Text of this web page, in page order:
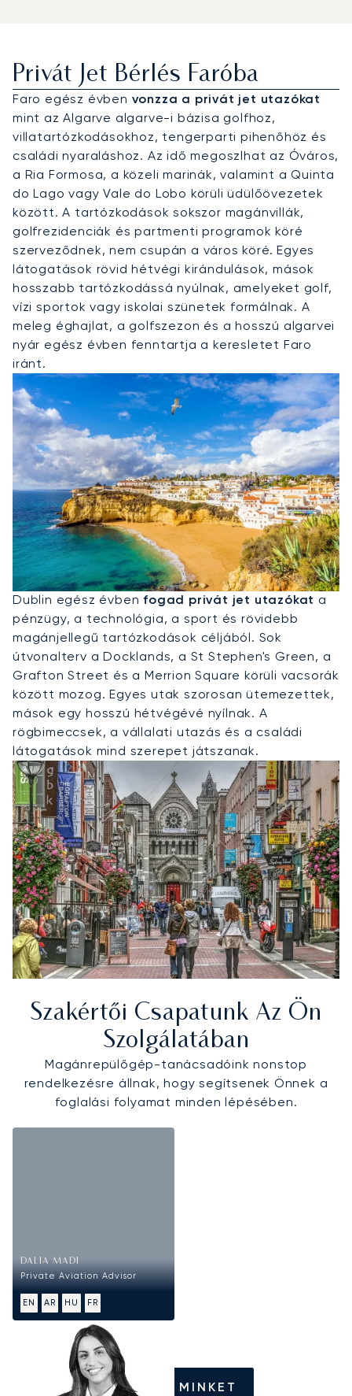
Privát Jet Bérlés Faróba
Faro egész évben vonzza a privát jet utazókat
mint az Algarve algarve-i bázisa golfhoz,
villatartózkodásokhoz, tengerparti pihenőhöz és
családi nyaraláshoz. Az idő megoszlhat az Óváros,
a Ria Formosa, a közeli marinák, valamint a Quinta
do Lago vagy Vale do Lobo körüli üdülőövezetek
között. A tartózkodások sokszor magánvillák,
golfrezidenciák és partmenti programok köré
szerveződnek, nem csupán a város köré. Egyes
látogatások rövid hétvégi kirándulások, mások
hosszabb tartózkodássá nyúlnak, amelyeket golf,
vízi sportok vagy iskolai szünetek formálnak. A
meleg éghajlat, a golfszezon és a hosszú algarvei
nyár egész évben fenntartja a keresletet Faro
iránt.
Privát Jet Bérlése Dublinba
Dublin egész évben fogad privát jet utazókat a
pénzügy, a technológia, a sport és rövidebb
magánjellegű tartózkodások céljából. Sok
útvonalterv a Docklands, a St Stephen's Green, a
Grafton Street és a Merrion Square körüli vacsorák
között mozog. Egyes utak szorosan ütemezettek,
mások egy hosszú hétvégévé nyílnak. A
rögbimeccsek, a vállalati utazás és a családi
látogatások mind szerepet játszanak.
Szakértői Csapatunk Az Ön
Szolgálatában
Magánrepülőgép-tanácsadóink nonstop
rendelkezésre állnak, hogy segítsenek Önnek a
foglalási folyamat minden lépésében.
DALIA MADI
Private Aviation Advisor
EN AR HU FR
HÍVJON MINKET